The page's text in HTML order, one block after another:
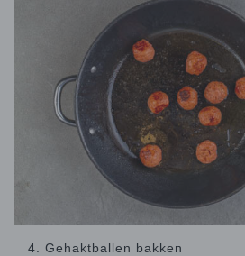
4. Gehaktballen bakken